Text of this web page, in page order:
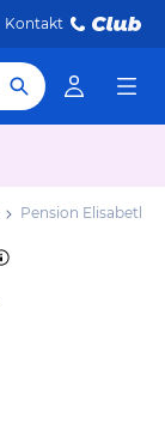
Kontakt
Pension Elisabeth